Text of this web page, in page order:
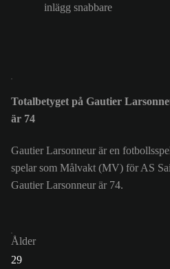
inlägg snabbare
Totalbetyget på Gautier
är 74
Gautier Larsonneur är en
spelar som Målvakt (MV) för AS
Gautier Larsonneur är 74.
Ålder
29